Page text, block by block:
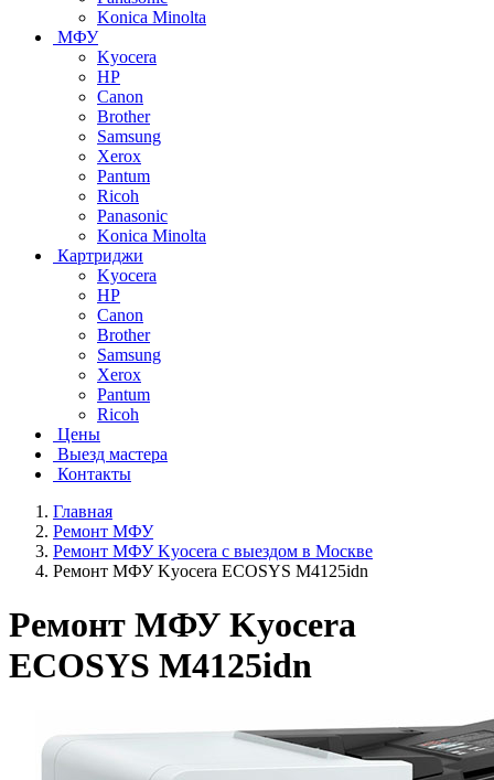
Konica Minolta
МФУ
Kyocera
HP
Canon
Brother
Samsung
Xerox
Pantum
Ricoh
Panasonic
Konica Minolta
Картриджи
Kyocera
HP
Canon
Brother
Samsung
Xerox
Pantum
Ricoh
Цены
Выезд мастера
Контакты
Главная
Ремонт МФУ
Ремонт МФУ Kyocera с выездом в Москве
Ремонт МФУ Kyocera ECOSYS M4125idn
Ремонт МФУ Kyocera
ECOSYS M4125idn